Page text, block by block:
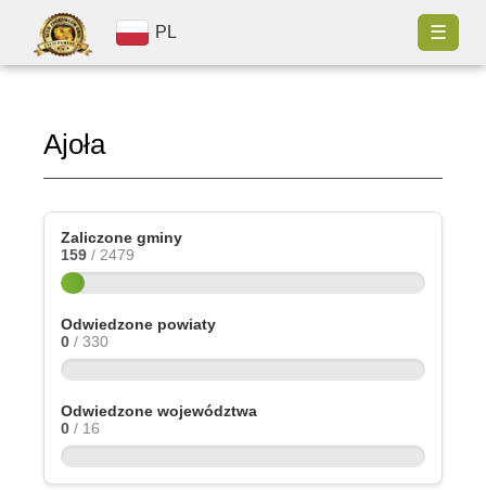
PL ☰
Ajoła
Zaliczone gminy
159 / 2479
Odwiedzone powiaty
0 / 330
Odwiedzone województwa
0 / 16